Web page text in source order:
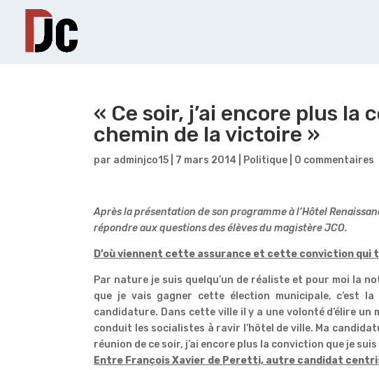
« Ce soir, j’ai encore plus
chemin de la victoire »
par adminjco15 7 mars 2014 Politique 0 commentaires
Après la présentation de son programme à l’Hôtel
répondre aux questions des élèves du magistère JCO.
D’où viennent cette assurance et cette conviction qui
Par nature je suis quelqu’un de réaliste et pour moi la
que je vais gagner cette élection municipale, c’est
candidature. Dans cette ville il y a une volonté d’élire un
conduit les socialistes à ravir l’hôtel de ville. Ma
réunion de ce soir, j’ai encore plus la conviction que je
Entre François Xavier de Peretti, autre candidat